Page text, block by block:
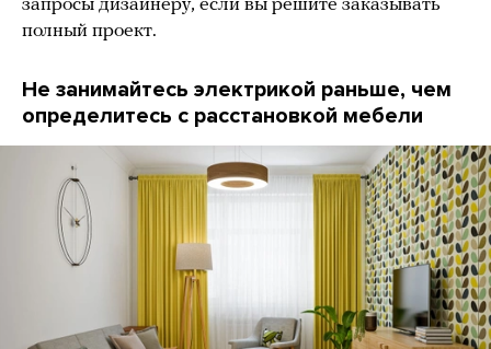
запросы дизайнеру, если вы решите заказывать
полный проект.
Не занимайтесь электрикой раньше, чем
определитесь с расстановкой мебели